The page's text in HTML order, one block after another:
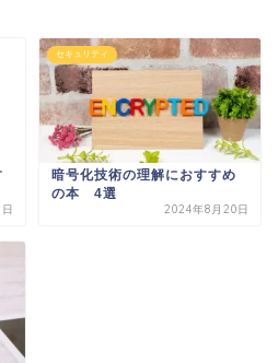
セキュリティ
暗号化技術の理解におすすめ
の本 4選
2024年8月20日